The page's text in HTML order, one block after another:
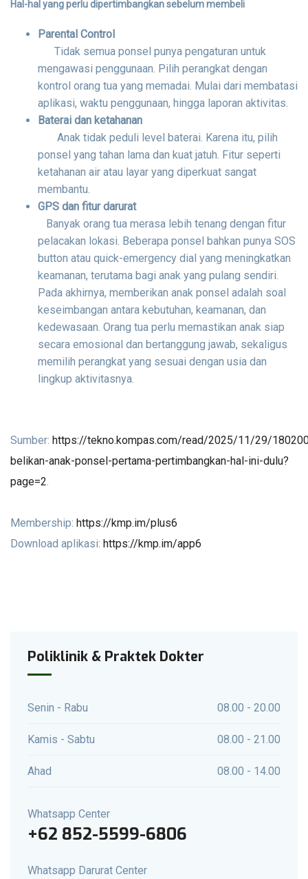
Hal-hal yang perlu dipertimbangkan sebelum membeli
Parental Control
Tidak semua ponsel punya pengaturan untuk
mengawasi penggunaan. Pilih perangkat dengan
kontrol orang tua yang memadai. Mulai dari membatasi
aplikasi, waktu penggunaan, hingga laporan aktivitas.
Baterai dan ketahanan
Anak tidak peduli level baterai. Karena itu, pilih
ponsel yang tahan lama dan kuat jatuh. Fitur seperti
ketahanan air atau layar yang diperkuat sangat
membantu.
GPS dan fitur darurat
Banyak orang tua merasa lebih tenang dengan fitur
pelacakan lokasi. Beberapa ponsel bahkan punya SOS
button atau quick-emergency dial yang meningkatkan
keamanan, terutama bagi anak yang pulang sendiri.
Pada akhirnya, memberikan anak ponsel adalah soal
keseimbangan antara kebutuhan, keamanan, dan
kedewasaan. Orang tua perlu memastikan anak siap
secara emosional dan bertanggung jawab, sekaligus
memilih perangkat yang sesuai dengan usia dan
lingkup aktivitasnya.
Sumber: https://tekno.kompas.com/read/2025/11/29/
belikan-anak-ponsel-pertama-pertimbangkan-hal-ini-dulu?
page=2.
Membership: https://kmp.im/plus6
Download aplikasi: https://kmp.im/app6
Poliklinik & Praktek Dokter
Senin - Rabu 08.00 - 20.00
Kamis - Sabtu 08.00 - 21.00
Ahad 08.00 - 14.00
Whatsapp Center
+62 852-5599-6806
Whatsapp Darurat Center